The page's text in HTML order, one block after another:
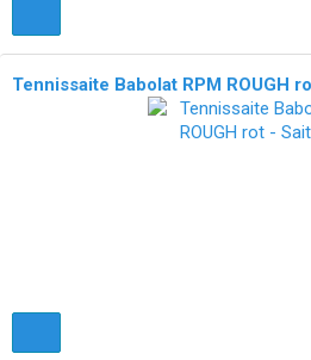
Tennissaite Babolat RPM ROUGH